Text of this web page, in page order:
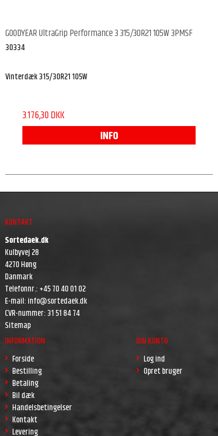
GOODYEAR UltraGrip Performance 3 315/30R21 105W 3PMSF
30334
Vinterdæk 315/30R21 105W
3.176,30 DKK
INFO
KONTAKT
Sortedaek.dk
Kulbyvej 28
4270 Høng
Danmark
Telefonnr.:+45 70 40 01 02
E-mail:info@sortedaek.dk
CVR-nummer:31 51 84 74
Sitemap
INFORMATION
Forside
Bestilling
Betaling
Bil dæk
Handelsbetingelser
Kontakt
Levering
DIN KONTO
Log ind
Opret bruger